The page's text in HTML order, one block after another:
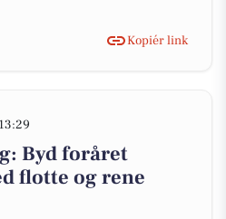
Kopiér link
Byd foråret
flotte og rene